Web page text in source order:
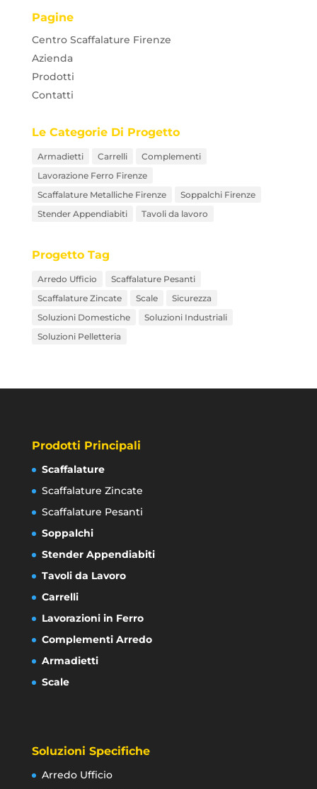
Pagine
Centro Scaffalature Firenze
Azienda
Prodotti
Contatti
Le Categorie Di Progetto
Armadietti Carrelli
Complementi
Lavorazione Ferro Firenze
Scaffalature Metalliche Firenze
Soppalchi Firenze
Stender Appendiabiti
Tavoli da lavoro
Progetto Tag
Arredo Ufficio
Scaffalature Pesanti
Scaffalature Zincate
Scale
Sicurezza
Soluzioni Domestiche
Soluzioni Industriali
Soluzioni Pelletteria
Prodotti Principali
Scaffalature
Scaffalature Zincate
Scaffalature Pesanti
Soppalchi
Stender Appendiabiti
Tavoli da Lavoro
Carrelli
Lavorazioni in Ferro
Complementi Arredo
Armadietti
Scale
Soluzioni Specifiche
Arredo Ufficio